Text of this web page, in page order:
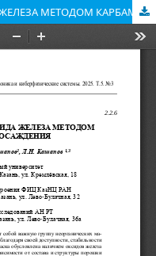
ПОЛУЧЕНИЕ ПОРОШКА ОКСИДА ЖЕЛЕЗА МЕТОДОМ КАРБАМИДНОГО ОСАЖДЕНИЯ